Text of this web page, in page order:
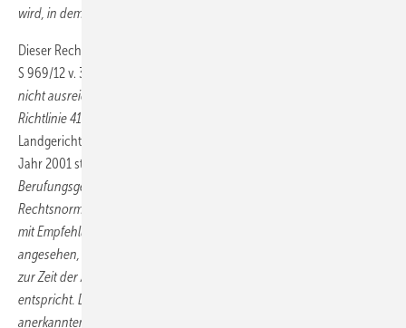
wird, in dem die Bewohner im Allgemeinen Ruhe finden.“
Dieser Rechtsprechung ist auch das Landgericht (LG) Landshut (AZ. 12
S 969/12 v. 31.08.2012) gefolgt, dass so wörtlich
nicht ausreichend ist, wenn er bloß die Voraussetzungen der VDI-
Richtlinie 4100 Schallschutzstufe II bzw. der DIN 4109 erfüllt.“
Landgericht verhandelte über ein Gebäude, dessen Errichtung im
Jahr 2001 stattfand. Weiter führt es in seiner Begründung aus:
Berufungsgericht verkennt nicht, dass die DIN-Normen keine
Rechtsnormen darstellen, sondern private technische Regelungen
mit Empfehlungscharakter sind. Als maßgebend wird daher nicht
angesehen, welche DIN-Norm gilt, sondern ob die Bauausführung
zur Zeit der Abnahme den anerkannten Regeln der Technik
entspricht. DIN-Normen wiederum können diese allgemein gültigen,
anerkannten Regeln der Technik wiedergeben, können aber auch